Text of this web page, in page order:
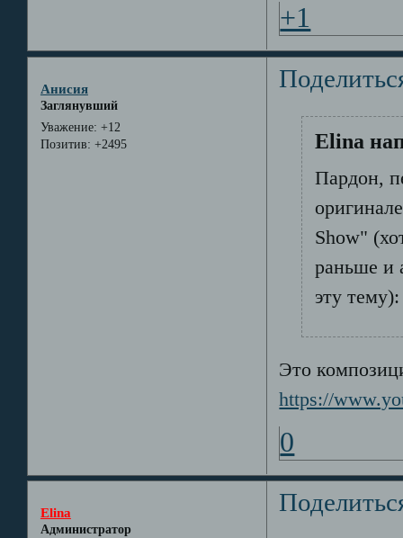
+1
Анисия
Заглянувший
Уважение: +12
Позитив: +2495 Elina
Пардон,
Show"
раньше и
эту тему):
Это
https://
0
Elina
Администратор